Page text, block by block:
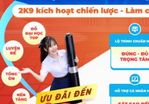
Tổ hợp
A00; B00; C00; D01; X70; X74
A00; B00; C00; D01; X70; X74
A00; A01; C00; D01; X70; X74